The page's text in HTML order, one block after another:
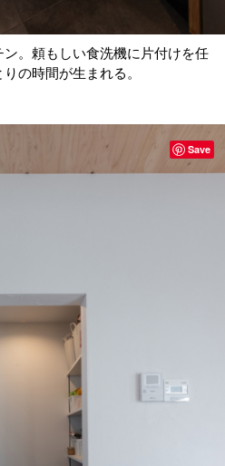
。頼もしい食洗機に片付けを任
の時間が生まれる。
Save